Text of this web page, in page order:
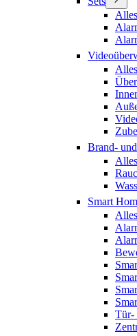
Brand-
Smart
Tür-